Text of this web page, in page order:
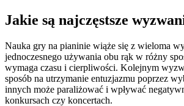
Jakie są najczęstsze
Nauka gry na pianinie wiąże się z wieloma
jednoczesnego używania obu rąk w różny
wymaga czasu i cierpliwości. Kolejnym
sposób na utrzymanie entuzjazmu poprzez
innych może paraliżować i wpływać
konkursach czy koncertach.